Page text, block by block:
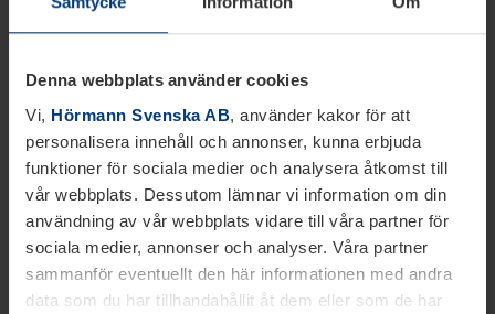
Denna webbplats använder cookies
Vi, Hörmann Svenska AB, använder kakor för att
personalisera innehåll och annonser, kunna erbjuda
funktioner för sociala medier och analysera åtkomst till
vår webbplats. Dessutom lämnar vi information om din
användning av vår webbplats vidare till våra partner för
sociala medier, annonser och analyser. Våra partner
sammanför eventuellt den här informationen med andra
data som du har tillhandahållit åt dem eller som de har